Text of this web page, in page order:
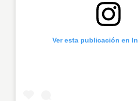
Ver esta publicación en